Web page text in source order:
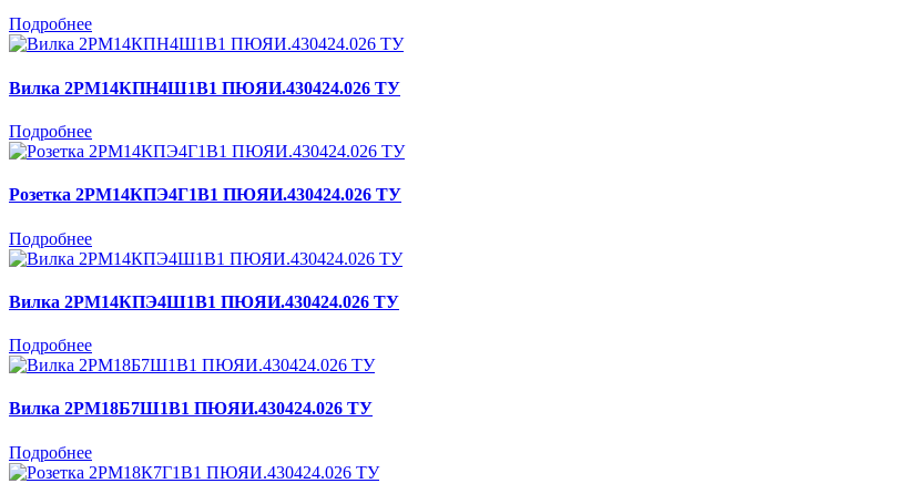
Подробнее
Вилка 2РМ14КПН4Ш1В1 ПЮЯИ.430424.026 ТУ
Подробнее
Розетка 2РМ14КПЭ4Г1В1 ПЮЯИ.430424.026 ТУ
Подробнее
Вилка 2РМ14КПЭ4Ш1В1 ПЮЯИ.430424.026 ТУ
Подробнее
Вилка 2РМ18Б7Ш1В1 ПЮЯИ.430424.026 ТУ
Подробнее